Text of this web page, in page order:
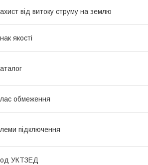
від витоку струму на землю
якості
обмеження
підключення
УКТЗЕД